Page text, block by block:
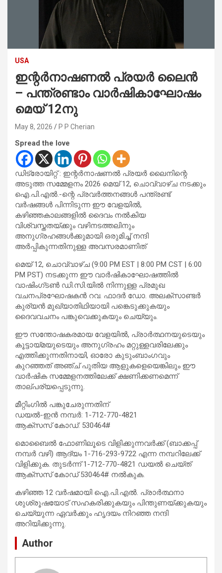
USA
ഇന്റർനാഷണൽ പ്രയർ ലൈൻ
– പന്ത്രണ്ടാം വാർഷികാഘോഷം
മെയ് 12നു
May 8, 2026 P P Cherian
Spread the love
ഡിട്രോയിറ്റ് : ഇന്റർനാഷണൽ പ്രയർ ലൈനിന്റെ
അടുത്ത സമ്മേളനം 2026 മെയ് 12, ചൊവ്വാഴ്ച നടക്കും
ഐ.പി.എൽ.-ന്റെ പ്രവർത്തനങ്ങൾ പന്ത്രണ്ട്
വർഷങ്ങൾ പിന്നിടുന്ന ഈ വേളയിൽ,
കഴിഞ്ഞകാലങ്ങളിൽ ദൈവം നൽകിയ
വിശ്വസ്തതയ്ക്കും വഴിനടത്തലിനും
അനുഗ്രഹങ്ങൾക്കുമായി ഒരുമിച്ച് നന്ദി
അർപ്പികുന്നതിനുള്ള അവസരമാണിത്
മെയ് 12, ചൊവ്വാഴ്ച (9:00 PM EST | 8:00 PM CST | 6:00
PM PST) നടക്കുന്ന ഈ വാർഷികാഘോഷത്തിൽ
വാഷിംഗ്ടൺ ഡി.സി.യിൽ നിന്നുള്ള പ്രമുഖ
വചനപ്രഘോഷകൻ റവ. ഫാദർ ഡോ. അലക്സാണ്ടർ
കുര്യൻ മുഖ്യാതിഥിയായി പങ്കെടുക്കുകയും
ദൈവവചനം പങ്കുവെക്കുകയും ചെയ്യും.
ഈ സന്തോഷകരമായ വേളയിൽ, പ്രാർത്ഥനയുടെയും
കൂട്ടായ്മയുടെയും അനുഗ്രഹം മറ്റുള്ളവരിലേക്കും
എത്തിക്കുന്നതിനായി, ഓരോ കുടുംബാംഗവും
കുറഞ്ഞത് അഞ്ച് പുതിയ ആളുകളെയെങ്കിലും ഈ
വാർഷിക സമ്മേളനത്തിലേക്ക് ക്ഷണിക്കണമെന്ന്
താല്പര്യപ്പെടുന്നു.
മീറ്റിംഗിൽ പങ്കുചേരുന്നതിന്
ഡയൽ-ഇൻ നമ്പർ: 1-712-770-4821
ആക്സസ് കോഡ്: 530464#
മൊബൈൽ ഫോണിലൂടെ വിളിക്കുന്നവർക്ക് (ബാക്കപ്പ്
നമ്പർ വഴി) ആദ്യം 1-716-293-9722 എന്ന നമ്പറിലേക്ക്
വിളിക്കുക. തുടർന്ന് 1-712-770-4821 ഡയൽ ചെയ്ത്
ആക്സസ് കോഡ് 530464# നൽകുക.
കഴിഞ്ഞ 12 വർഷമായി ഐ.പി.എൽ. പ്രാർത്ഥനാ
ശുശ്രൂഷയോട് സഹകരിക്കുകയും പിന്തുണയ്ക്കുകയും
ചെയ്യുന്ന ഏവർക്കും ഹൃദയം നിറഞ്ഞ നന്ദി
അറിയിക്കുന്നു.
Author